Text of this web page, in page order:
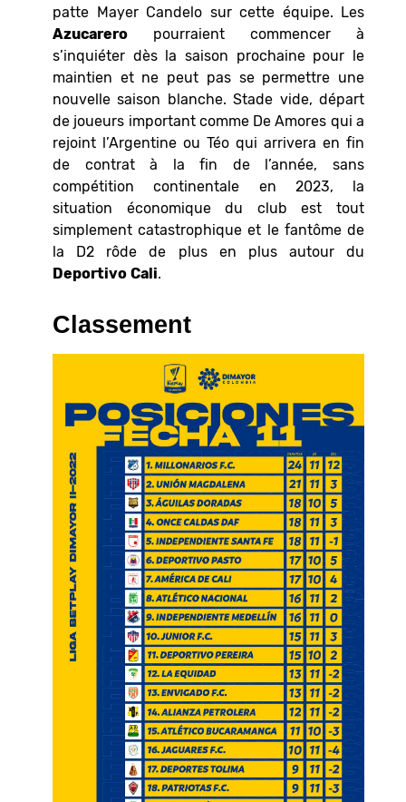
patte Mayer Candelo sur cette équipe. Les
Azucarero pourraient commencer à
s’inquiéter dès la saison prochaine pour le
maintien et ne peut pas se permettre une
nouvelle saison blanche. Stade vide, départ
de joueurs important comme De Amores qui a
rejoint l’Argentine ou Téo qui arrivera en fin
de contrat à la fin de l’année, sans
compétition continentale en 2023, la
situation économique du club est tout
simplement catastrophique et le fantôme de
la D2 rôde de plus en plus autour du
Deportivo Cali.
Classement